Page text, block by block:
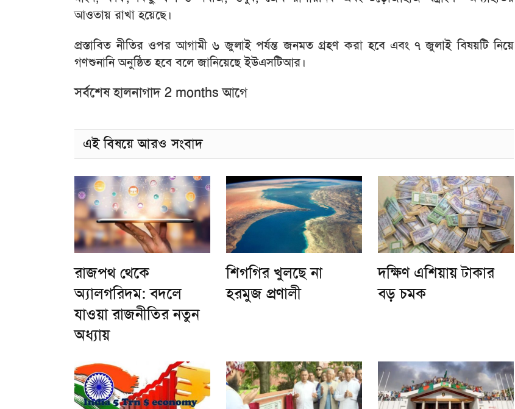
আওতায় রাখা হয়েছে।
প্রস্তাবিত নীতির ওপর আগামী ৬ জুলাই পর্যন্ত জনমত গ্রহণ করা হবে এবং ৭ জুলাই বিষয়টি নিয়ে
গণশুনানি অনুষ্ঠিত হবে বলে জানিয়েছে ইউএসটিআর।
সর্বশেষ হালনাগাদ 2 months আগে
এই বিষয়ে আরও সংবাদ
রাজপথ থেকে
অ্যালগরিদম: বদলে
যাওয়া রাজনীতির নতুন
অধ্যায়
শিগগির খুলছে না
হরমুজ প্রণালী
দক্ষিণ এশিয়ায় টাকার
বড় চমক